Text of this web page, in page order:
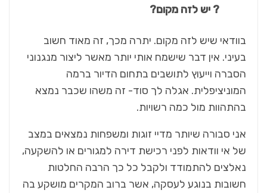
? יש לזה מקום?
בוודאי שיש לזה מקום. יתרה מכך, זה מאוד חשוב
בעיני. אין דבר שישמח אותי יותר מאשר ליצור מנגנוני
הסברה וייעוץ לתושבים בתחום הדיור ברמה
המוניציפלית. אגלה לך סוד- זה משהו שכבר נמצא
בהתהוות מול כמה רשויות.
אני סבורה שיותר מדיי זוגות ומשפחות נמצאים במצב
של אי וודאות לפני רכישת דירה למגורים או להשקעה,
נאלצים להתמודד ולקבל כל כך הרבה החלטות
חשובות בנוגע לעסקה, אשר ברוב המקרים מושקע בה